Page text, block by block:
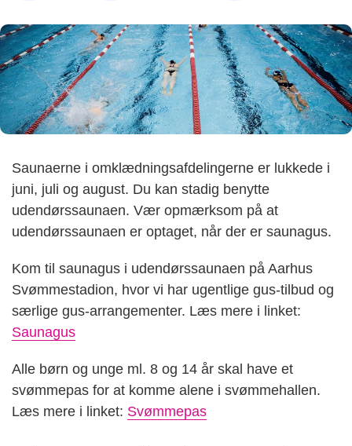
Saunaerne i omklædningsafdelingerne er lukkede i
juni, juli og august. Du kan stadig benytte
udendørssaunaen. Vær opmærksom på at
udendørssaunaen er optaget, når der er saunagus.
Kom til saunagus i udendørssaunaen på Aarhus
Svømmestadion, hvor vi har ugentlige gus-tilbud og
særlige gus-arrangementer. Læs mere i linket:
Saunagus
Alle børn og unge ml. 8 og 14 år skal have et
svømmepas for at komme alene i svømmehallen.
Læs mere i linket: Svømmepas